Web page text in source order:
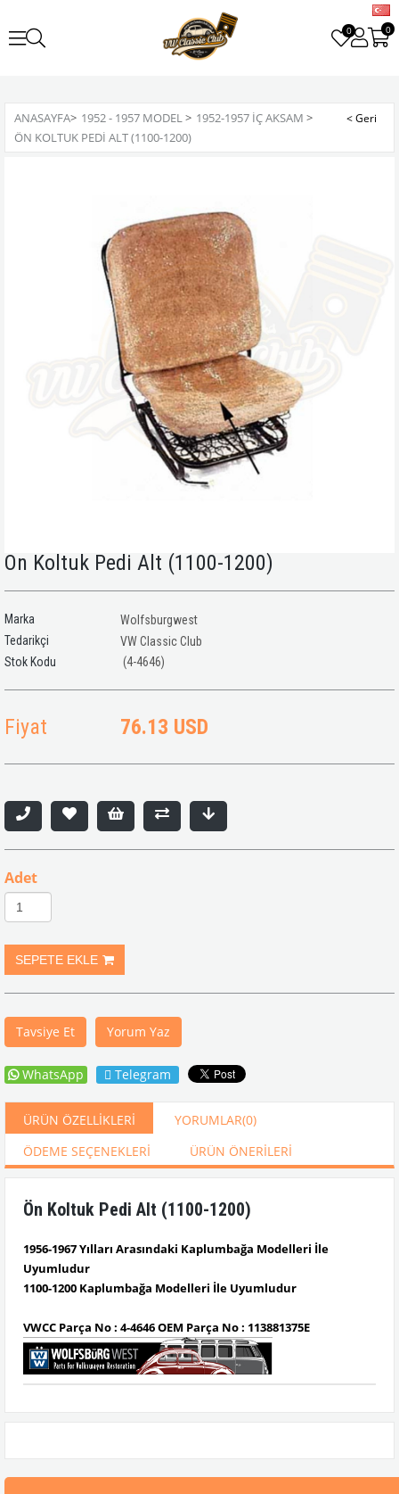
0 0
ANASAYFA> 1952 - 1957 MODEL> 1952-1957 İÇ AKSAM >
ÖN KOLTUK PEDI ALT (1100-1200)
Ön Koltuk Pedi Alt (1100-1200)
Marka
Wolfsburgwest
Tedarikçi
VW Classic Club
(4-4646)
Fiyat 76.13 USD
Adet
Tavsiye Et Yorum Yaz
WhatsApp Telegram
ÜRÜN ÖZELLIKLERI YORUMLAR(0)
ÖDEME SEÇENEKLERI
ÜRÜN ÖNERILERI
Ön Koltuk Pedi Alt (1100-1200)
1956-1967 Yılları Arasındaki Kaplumbağa Modelleri İle
Uyumludur
1100-1200 Kaplumbağa Modelleri İle Uyumludur
VWCC Parça No : 4-4646 OEM Parça No : 113881375E